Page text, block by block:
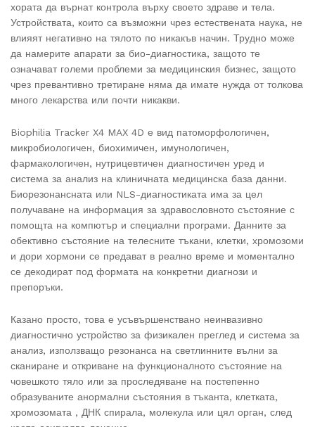
хората да върнат контрола върху своето здраве и тела.
Устройствата, които са възможни чрез естествената наука, не
влияят негативно на тялото по никакъв начин. Трудно може
да намерите апарати за био-диагностика, защото те
означават големи проблеми за медицинския бизнес, защото
чрез превантивно третиране няма да имате нужда от толкова
много лекарства или почти никакви.
Biophilia Tracker X4 MAX 4D е вид патоморфологичен,
микробиологичен, биохимичен, имунологичен,
фармакологичен, нутрицевтичен диагностичен уред и
система за анализ на клиничната медицинска база данни.
Биорезонансната или NLS-диагностиката има за цел
получаване на информация за здравословното състояние с
помощта на компютър и специални програми. Данните за
обективно състояние на телесните тъкани, клетки, хромозоми
и дори хормони се предават в реално време и моментално
се декодират под формата на конкретни диагнози и
препоръки.
Казано просто, това е усъвършенствано неинвазивно
диагностично устройство за физикален преглед и система за
анализ, използващо резонанса на светлинните вълни за
сканиране и откриване на функционалното състояние на
човешкото тяло или за проследяване на постепенно
образуваните анормални състояния в тъканта, клетката,
хромозомата , ДНК спирала, молекула или цял орган, след